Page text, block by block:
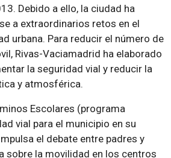
Debido a ello, la ciudad ha
a extraordinarios retos en el
urbana. Para reducir el número de
Rivas-Vaciamadrid ha elaborado
la seguridad vial y reducir la
y atmosférica.
Escolares (programa
vial para el municipio en su
el debate entre padres y
sobre la movilidad en los centros